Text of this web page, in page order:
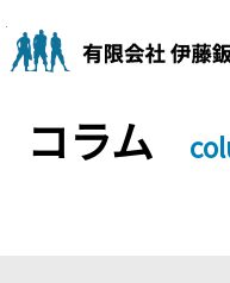
to
content
コラム